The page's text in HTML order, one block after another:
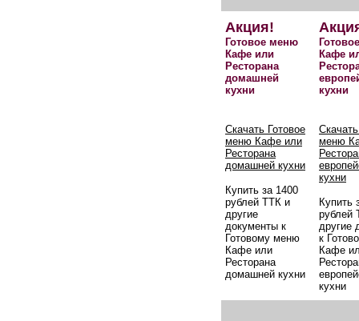
Акция!
Готовое меню
Кафе или
Ресторана
домашней
кухни
Кафе
кухни
Скачать Готовое
меню Кафе или
Ресторана
домашней кухни
Купить за 1400
рублей ТТК и
другие
документы к
Готовому меню
Кафе или
Ресторана
домашней кухни
меню
кухни
Купить
рублей
другие
к
Кафе
кухни